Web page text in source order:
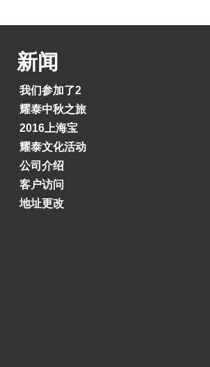
上一条:新闻
我们参加了2018印度BAUMA展览会
耀泰中秋之旅
2016上海宝马展
耀泰文化活动
公司介绍
客户访问
地址更改